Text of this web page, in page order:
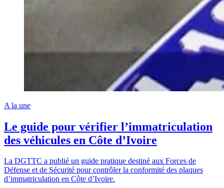
A la une
Le guide pour vérifier l’immatriculation
des véhicules en Côte d’Ivoire
La DGTTC a publié un guide pratique destiné aux Forces de
Défense et de Sécurité pour contrôler la conformité des plaques
d’immatriculation en Côte d’Ivoire.